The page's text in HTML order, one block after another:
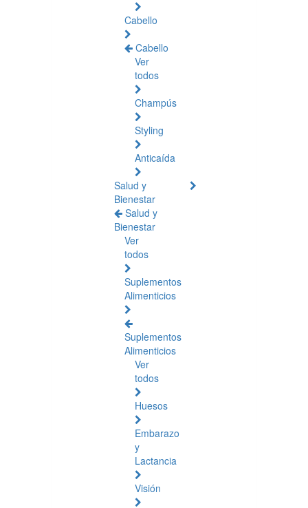
Cabello
Cabello
Ver
todos
Champús
Styling
Anticaída
Salud y
Bienestar
Salud y
Bienestar
Ver
todos
Suplementos
Alimenticios
Suplementos
Alimenticios
Ver
todos
Huesos
Embarazo
y
Lactancia
Visión